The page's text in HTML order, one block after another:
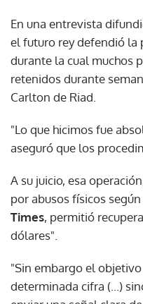
En una entrevista
el futuro rey defendió la
durante la cual muchos
retenidos durante
Carlton de Riad.
"Lo que hicimos fue
aseguró que los
A su juicio, esa
por abusos físicos
Times, permitió
dólares".
"Sin embargo el
determinada cifra (...)